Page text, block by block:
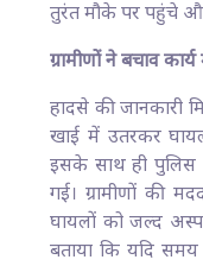
तुरंत मौके पर पहुंचे
ग्रामीणों ने बचाव
हादसे की जानकारी
खाई में उतरकर
इसके साथ ही पुलिस
गई। ग्रामीणों की
घायलों को जल्द
बताया कि यदि समय